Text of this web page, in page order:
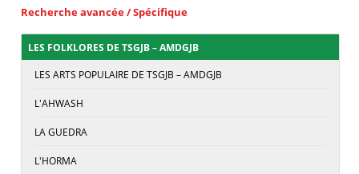
Recherche avancée / Spécifique
LES FOLKLORES DE TSGJB – AMDGJB
LES ARTS POPULAIRE DE TSGJB – AMDGJB
L'AHWASH
LA GUEDRA
L'HORMA